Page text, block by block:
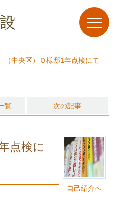
（中央区）Ｏ様邸1年点検にて
覧 次の記事
自己紹介へ
点検に